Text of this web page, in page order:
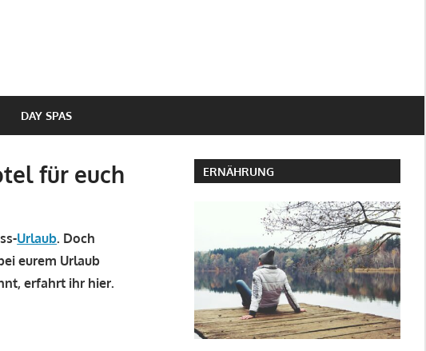
DAY SPAS
für euch
Urlaub. Doch
eurem Urlaub
erfahrt ihr hier.
ERNÄHRUNG